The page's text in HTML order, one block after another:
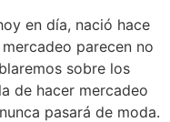
en día, nació hace
parecen no
sobre los
de hacer mercadeo
pasará de moda.